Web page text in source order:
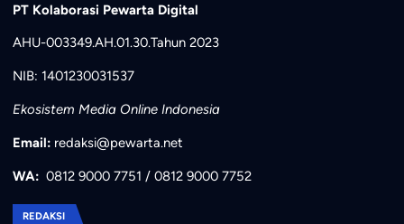
PT Kolaborasi Pewarta Digital
AHU-003349.AH.01.30.Tahun 2023
NIB: 1401230031537
Ekosistem Media Online Indonesia
Email: redaksi@pewarta.net
WA: 0812 9000 7751 / 0812 9000 7752
REDAKSI